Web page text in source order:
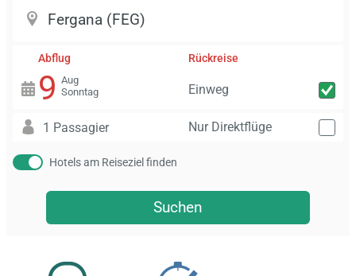
Abflug
9 Aug
Sonntag
Rückreise
Einweg
1 Passagier Nur Direktflüge
Hotels am Reiseziel finden
Suchen